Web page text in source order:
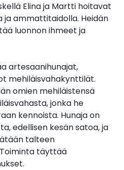
Elina ja Martti hoitavat
ja ammattitaidolla. Heidän
luonnon ihmeet ja
artesaanihunajat,
mehiläisvahakynttilät.
omien mehiläistensä
jonka he
kennoista. Hunaja on
edellisen kesän satoa, ja
talteen
täyttää